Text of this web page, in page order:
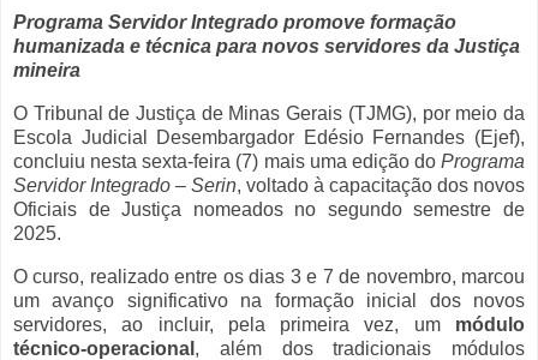
Programa Servidor Integrado promove formação
humanizada e técnica para novos servidores da Justiça
mineira
O Tribunal de Justiça de Minas Gerais (TJMG), por meio da
Escola Judicial Desembargador Edésio Fernandes (Ejef),
concluiu nesta sexta-feira (7) mais uma edição do Programa
Servidor Integrado – Serin, voltado à capacitação dos novos
Oficiais de Justiça nomeados no segundo semestre de
2025.
O curso, realizado entre os dias 3 e 7 de novembro, marcou
um avanço significativo na formação inicial dos novos
servidores, ao incluir, pela primeira vez, um módulo
técnico-operacional , além dos tradicionais módulos